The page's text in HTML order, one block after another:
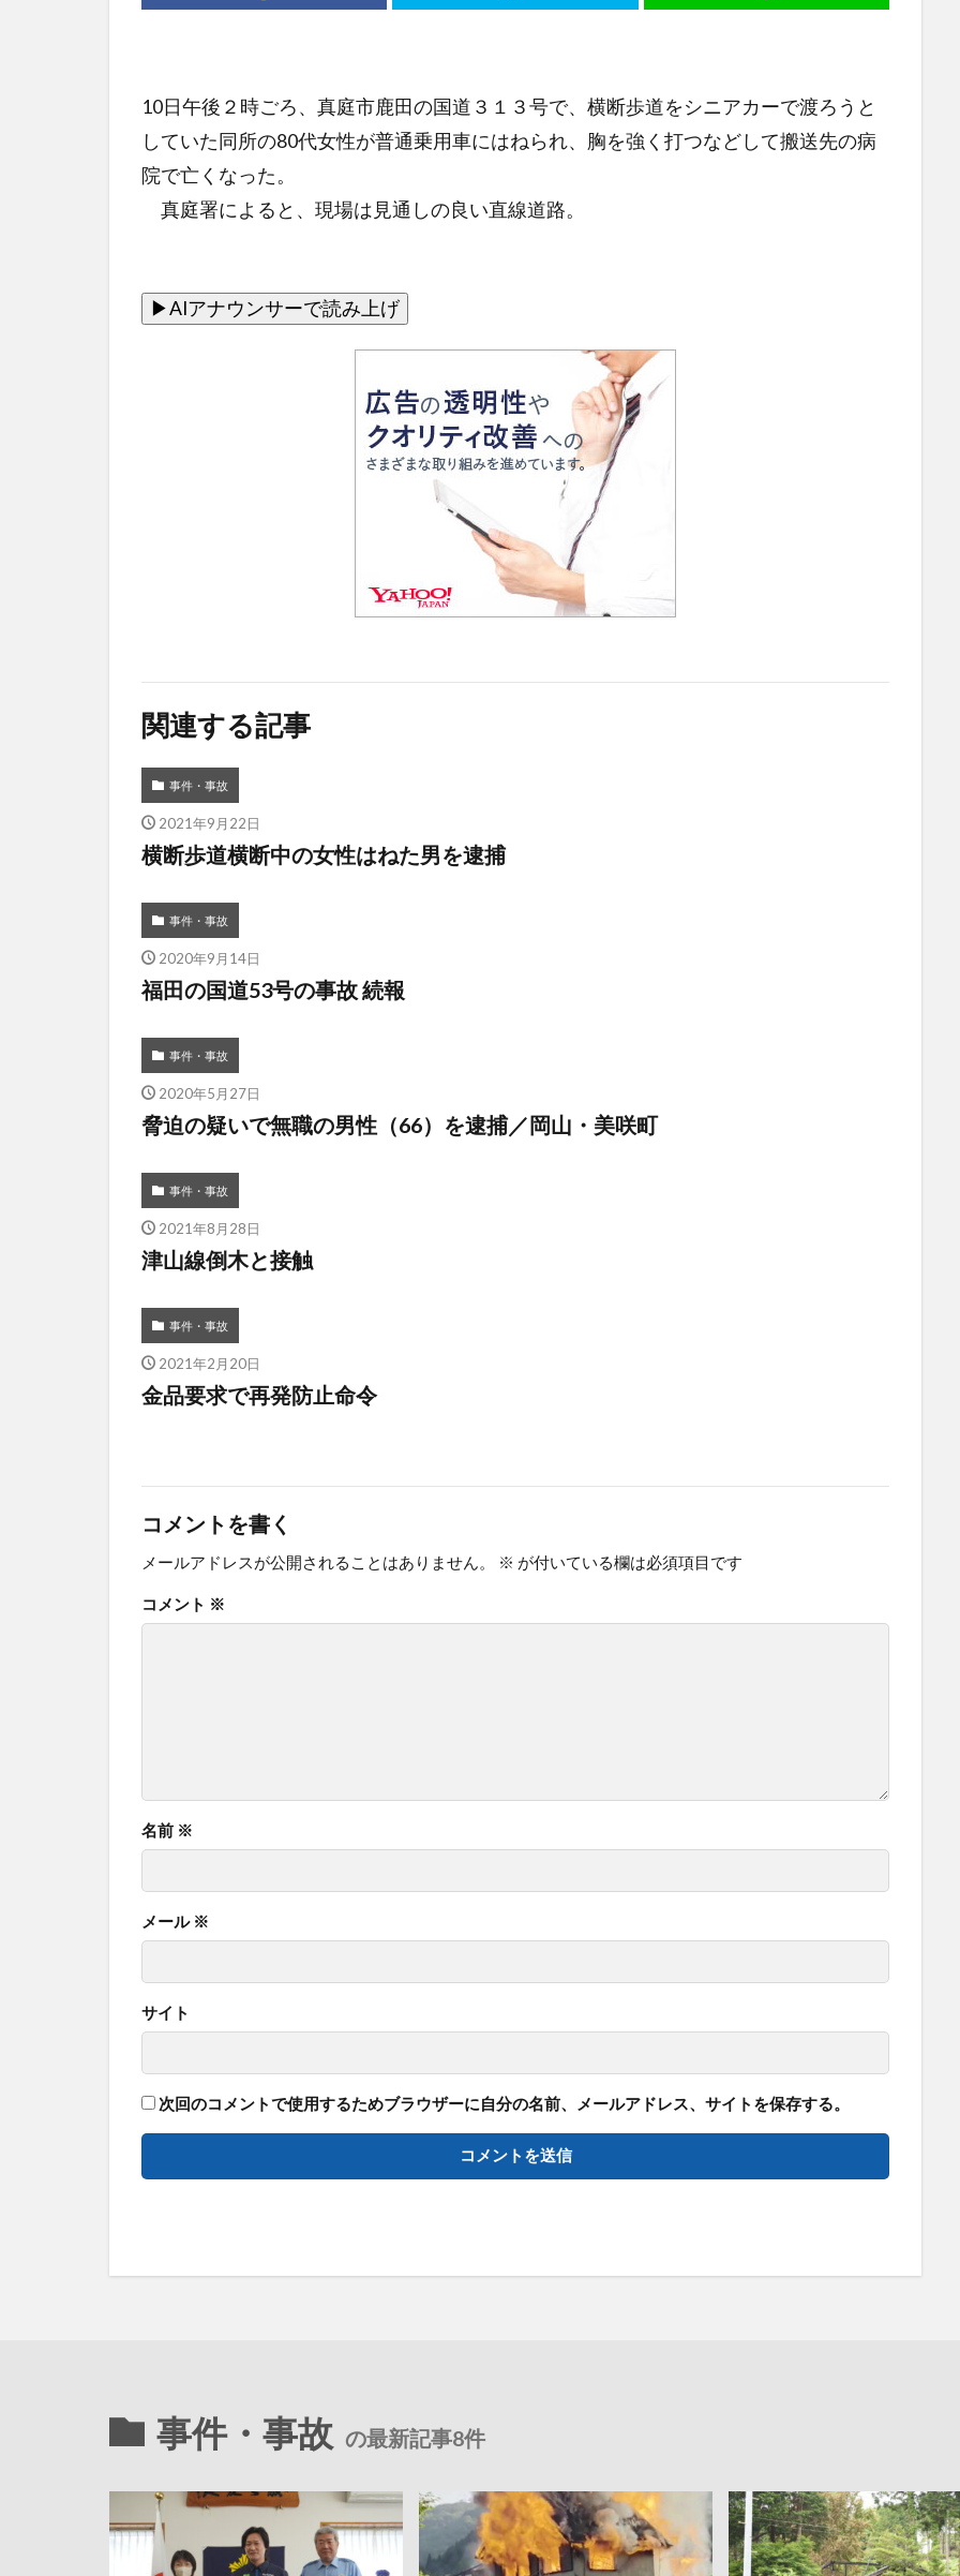
10日午後２時ごろ、真庭市鹿田の国道３１３号で、横断歩道をシニアカーで渡ろうと
していた同所の80代女性が普通乗用車にはねられ、胸を強く打つなどして搬送先の病
院で亡くなった。
真庭署によると、現場は見通しの良い直線道路。
関連する記事
事件・事故
2021年9月22日
横断歩道横断中の女性はねた男を逮捕
事件・事故
2020年9月14日
福田の国道53号の事故 続報
事件・事故
2020年5月27日
脅迫の疑いで無職の男性（66）を逮捕／岡山・美咲町
事件・事故
2021年8月28日
津山線倒木と接触
事件・事故
2021年2月20日
金品要求で再発防止命令
コメントを書く
メールアドレスが公開されることはありません。 ※ が付いている欄は必須項目です
コメント ※
名前 ※
メール ※
サイト
次回のコメントで使用するためブラウザーに自分の名前、メールアドレス、サイトを保存する。
事件・事故 の最新記事8件